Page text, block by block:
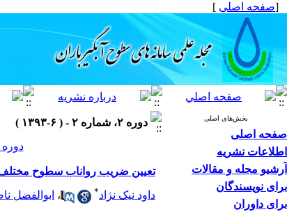
[صفحه اصلی ]
بخش‌های اصلی
صفحه اصلی
اطلاعات نشریه
آرشیو مجله و مقالات
برای نویسندگان
برای داوران
دوره ۲، شماره ۲ - ( ۶-۱۳۹۳ )
دوره ۲ جلد ۲ صفحات ۵۰-۳۹
تعیین ضریب رواناب سطوح مختلف
داود نیک نژاد* ، ابوالفضل